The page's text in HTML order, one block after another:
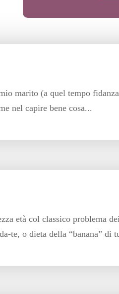
marito (a quel tempo
nel capire bene cosa...
età col classico problema
te, o dieta della “banana” di